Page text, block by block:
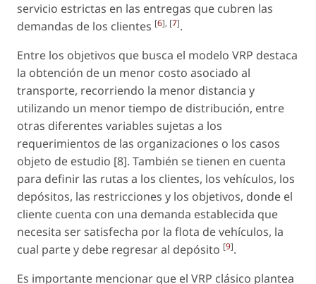
servicio estrictas en las entregas que cubren las
demandas de los clientes [6], [7].
Entre los objetivos que busca el modelo VRP destaca
la obtención de un menor costo asociado al
transporte, recorriendo la menor distancia y
utilizando un menor tiempo de distribución, entre
otras diferentes variables sujetas a los
requerimientos de las organizaciones o los casos
objeto de estudio [8]. También se tienen en cuenta
para definir las rutas a los clientes, los vehículos, los
depósitos, las restricciones y los objetivos, donde el
cliente cuenta con una demanda establecida que
necesita ser satisfecha por la flota de vehículos, la
cual parte y debe regresar al depósito [9].
Es importante mencionar que el VRP clásico plantea